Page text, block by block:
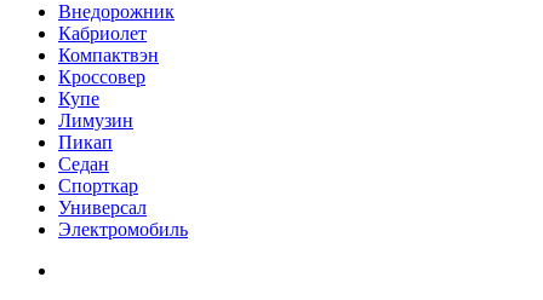
Внедорожник
Кабриолет
Компактвэн
Кроссовер
Купе
Лимузин
Пикап
Седан
Спорткар
Универсал
Электромобиль